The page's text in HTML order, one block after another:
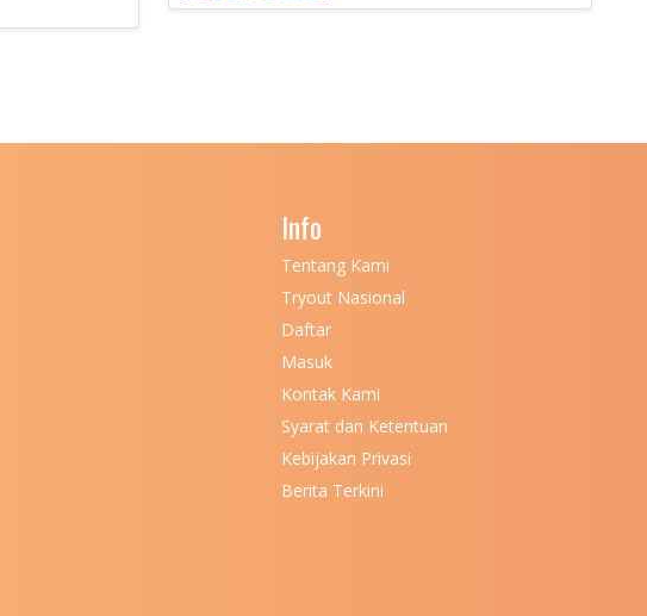
Info
Tentang Kami
Tryout Nasional
Daftar
Masuk
Kontak Kami
Syarat dan Ketentuan
Kebijakan Privasi
Berita Terkini